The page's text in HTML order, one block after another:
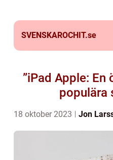
SVENSKAROCHIT.se
”iPad Apple: En
populära
18 oktober 2023 Jon